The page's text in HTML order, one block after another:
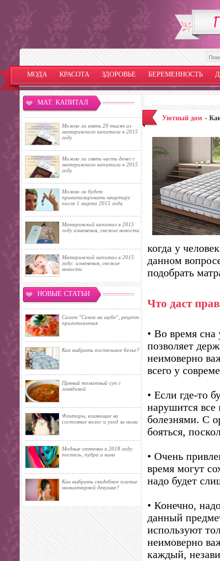
МОДА КРАСОТА ЗДОРОВЬЕ БЕРЕМЕННОСТЬ
МАТ. КАПИТАЛ
Можно ли взять 20 тысяч из
материнского капитала в 2015
году
Можно ли снять часть денег с
материнского капитала в 2015
году
Можно ли будет
приватизировать квартиру
после 1 марта 2015 года
Материнский капитал в 2015
году изменения, свежие новости
Материнский капитал в 2015
году: изменения, свежие
новости
НОВЫЕ СТАТЬИ
Салат "Семга на шубе", рецепт
приготовления
Как выбрать постельное белье?
Пряный томатный суп с
говядиной
Факторы, влияющие на
состояние волос и уход за ними
Модные оттенки в 2018 году:
постель, пудра и вино
Как выбрать свадебное платье
миниатюрной девушке?
Уютный дом -
когда у
данном
подобрать
Что даст
• Во время сна
позволяет
неимоверно
всего у
• Если где-то
нарушится все
болезнями. С
бояться,
• Очень
время могут
надо будет
• Конечно,
данный
используют
неимоверно
каждый,